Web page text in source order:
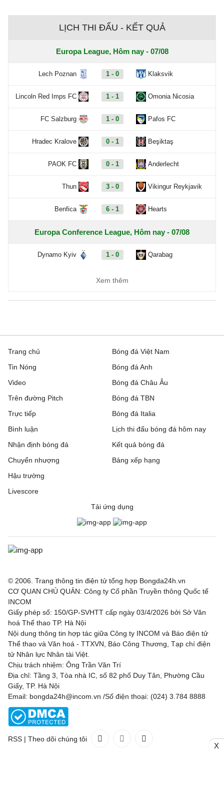
LỊCH THI ĐẤU - KẾT QUẢ
Europa League, Hôm nay - 07/08
Lech Poznan 1 - 0 Klaksvik
Lincoln Red Imps FC 1 - 1 Omonia Nicosia
FC Salzburg 1 - 0 Pafos FC
Hradec Kralove 0 - 1 Beşiktaş
PAOK FC 0 - 1 Anderlecht
Thun 3 - 0 Vikingur Reykjavik
Benfica 6 - 1 Hearts
Europa Conference League, Hôm nay - 07/08
Dynamo Kyiv 1 - 0 Qarabag
1 - 3
1 - 0 Gyori ETO
Rakow Czestochowa 0 - 0 Hammarby IF
Beitar Jerusalem 1 - 2 Austria Wien
FC Twente 6 - 0
DAC 1904 Dunajska
Hapoel Tel Aviv
3 - 1
Borac Banja Luka 1 - 0 Maxline Vitebsk
Valur 0 - 2 FC Nordsjaella
Bohemian FC
Rijeka 1 - 0 Ilves
Hibernian
Partizan Beograd 3 - 0 Tobol Kostanay
Tre Fiori
Carabao Cup, Hôm nay - 07/08
Xem thêm
Trang chủ
Tin Nóng
Video
Trên đường Pitch
Trực tiếp
Bóng đá Việt Nam
Bóng đá Anh
Bóng đá Châu Âu
Bóng đá TBN
Bóng đá Italia
Bình luận
Nhận định bóng đá
Chuyển nhượng
Hậu trường
Livescore
Lịch thi đấu bóng đá hôm nay
Kết quả bóng đá
Bảng xếp hạng
Tải ứng dụng
© 2006. Trang thông tin điện tử tổng hợp Bongda24h.vn
CƠ QUAN CHỦ QUẢN: Công ty Cổ phần Truyền thông Quốc tế
INCOM
Giấy phép số: 150/GP-SVHTT cấp ngày 03/4/2026 bởi Sở Văn
hoá Thể thao TP. Hà Nội
Nội dung thông tin hợp tác giữa Công ty INCOM và Báo điện tử
Thể thao và Văn hoá - TTXVN, Báo Công Thương, Tạp chí điện
tử Nhân lực Nhân tài Việt.
Chịu trách nhiệm: Ông Trần Văn Trí
Địa chỉ: Tầng 3, Tòa nhà IC, số 82 phố Duy Tân, Phường Cầu
Giấy, TP. Hà Nội
Email: bongda24h@incom.vn /Số điện thoại: (024) 3.784 8888
RSS | Theo dõi chúng tôi
X